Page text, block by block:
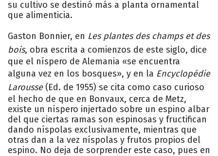
su cultivo se destinó más a planta ornamental
que alimenticia.
Gaston Bonnier, en Les plantes des champs et des
bois, obra escrita a comienzos de este siglo, dice
que el níspero de Alemania «se encuentra
alguna vez en los bosques», y en la Encyclopédie
Larousse(Ed. de 1955) se cita como caso curioso
el hecho de que en Bonvaux, cerca de Metz,
existe un níspero injertado sobre un espino albar
del que ciertas ramas son espinosas y fructifican
dando níspolas exclusivamente, mientras que
otras dan a la vez níspolas y frutos propios del
espino. No deja de sorprender este caso, pues en